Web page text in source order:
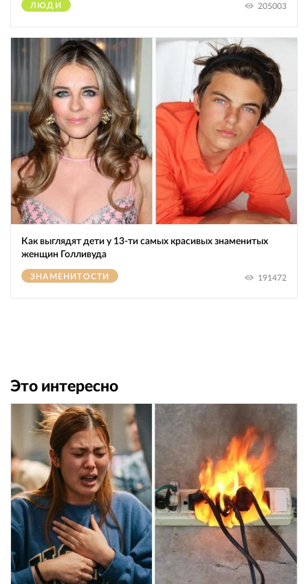
ЛЮДИ 205003
Как выглядят дети у 13-ти самых красивых знаменитых
женщин Голливуда
ЗНАМЕНИТОСТИ 191472
Это интересно